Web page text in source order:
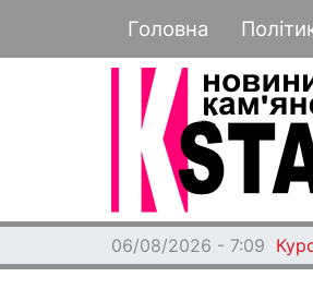
Основная
Головна
06/08/2026 - 7:09